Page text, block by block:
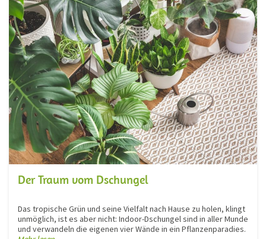
Der Traum vom Dschungel
Das tropische Grün und seine Vielfalt nach Hause zu holen, klingt
unmöglich, ist es aber nicht: Indoor-Dschungel sind in aller Munde
und verwandeln die eigenen vier Wände in ein Pflanzenparadies.